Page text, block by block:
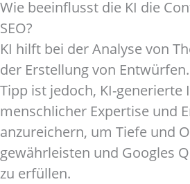
Wie beeinflusst die KI die
SEO?
KI hilft bei der Analyse von
der Erstellung von
Tipp ist jedoch, KI-
menschlicher Expertise und
anzureichern, um Tiefe und
gewährleisten und Googles
zu erfüllen.